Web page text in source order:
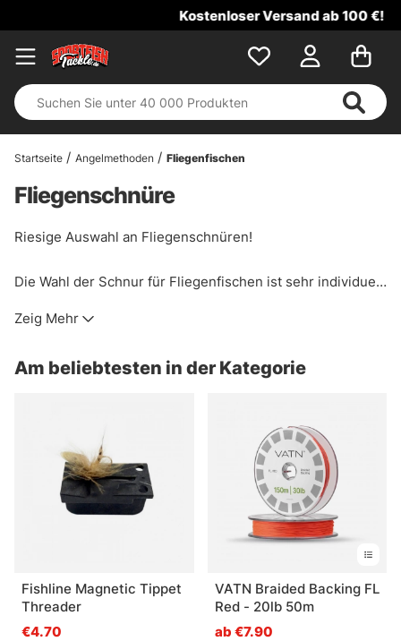
Kostenloser Versand ab 100 €!
Startseite Angelmethoden Fliegenfischen
Fliegenschnüre
Riesige Auswahl an Fliegenschnüren!
Die Wahl der Schnur für Fliegenfischen ist sehr individuell,
Fliegenfischerschnüren bekannter Marken wie Vision,
haben. Wenn Sie Hilfe bei der Auswahl der richtigen
Zeig Mehr
Am beliebtesten in der Kategorie
Fishline Magnetic Tippet
Threader
€4.70
VATN Braided Backing FL
Red - 20lb 50m
ab €7.90